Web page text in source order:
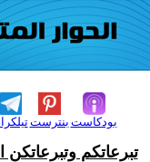
بنترست بودكاست
تبرعاتكم وتبرعاتكن